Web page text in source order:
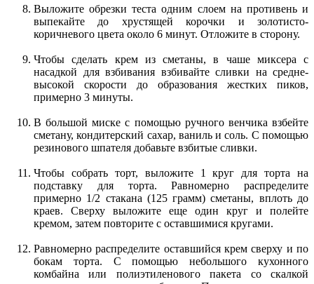
Выложите обрезки теста одним слоем на противень и
выпекайте до хрустящей корочки и золотисто-
коричневого цвета около 6 минут. Отложите в сторону.
Чтобы сделать крем из сметаны, в чаше миксера с
насадкой для взбивания взбивайте сливки на средне-
высокой скорости до образования жестких пиков,
примерно 3 минуты.
В большой миске с помощью ручного венчика взбейте
сметану, кондитерский сахар, ваниль и соль. С помощью
резинового шпателя добавьте взбитые сливки.
Чтобы собрать торт, выложите 1 круг для торта на
подставку для торта. Равномерно распределите
примерно 1/2 стакана (125 грамм) сметаны, вплоть до
краев. Сверху выложите еще один круг и полейте
кремом, затем повторите с оставшимися кругами.
Равномерно распределите оставшийся крем сверху и по
бокам торта. С помощью небольшого кухонного
комбайна или полиэтиленового пакета со скалкой